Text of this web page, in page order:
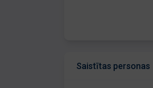
Saistītas personas